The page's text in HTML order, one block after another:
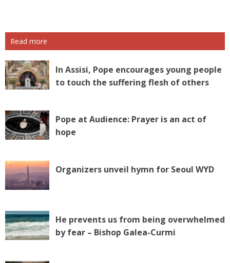
Read more
In Assisi, Pope encourages young people
to touch the suffering flesh of others
Pope at Audience: Prayer is an act of
hope
Organizers unveil hymn for Seoul WYD
He prevents us from being overwhelmed
by fear – Bishop Galea-Curmi